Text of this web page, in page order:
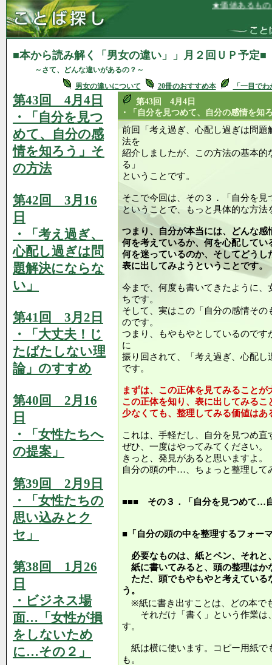
★価値あるものを手に入
■本から読み解く「男女の違い」」月２回ＵＰ予定■
～さて、どんな違いがあるの？～
男女の違いについて
20冊のおすすめ本 「一目で
第43回 4月4日
・「自分を見つ
めて、自分の感
情を知ろう」そ
の方法
第42回 3月16
日
・「考え過ぎ、
心配し過ぎは問
題解決にならな
い」
第41回 3月2日
・「大丈夫！じ
たばたしない理
論」のすすめ
第40回 2月16
日
・「女性たちへ
の提案」
第39回 2月9日
・「女性たちの
思い込みとク
セ」
第38回 1月26
日
・ビジネス場
面…「女性が損
をしないため
に…その２」
第43回 4月4日
・「自分を見つめて、自分の感情を知
前回「考え過ぎ、心配し過ぎは問
法を
紹介しましたが、この方法の基本
る」
ということです。
そこで今回は、その３．「自分を
ということで、もっと具体的な方法
つまり、自分が本当には、どんな感
何を考えているか、何を心配して
何を迷っているのか、そしてどう
表に出してみようということです。
今まで、何度も書いてきたように
ちです。
そして、実はこの「自分の感情そ
のです。
つまり、もやもやとしているので
に
振り回されて、「考え過ぎ、心配
です。
まずは、この正体を見てみることが
この正体を知り、表に出してみる
少なくても、整理してみる価値はあ
これは、手軽だし、自分を見つめ
ぜひ、一度はやってみてください。
きっと、発見があると思いますよ。
自分の頭の中…、ちょっと整理して
■■■ その３．「自分を見つめて…
■「自分の頭の中を整理するフォ
必要なものは、紙とペン、それと
紙に書いてみると、頭の整理はか
ただ、頭でもやもやと考えている
う。
※紙に書き出すことは、どの本で
それだけ「書く」という作業は
す。
紙は横に使います。コピー用紙で
も。